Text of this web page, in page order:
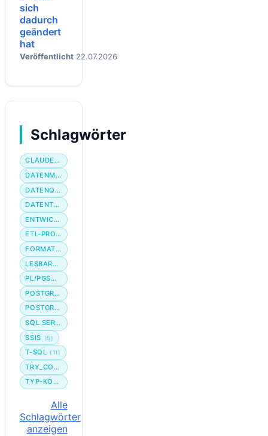
sich
dadurch
geändert
hat
Veröffentlicht 22.07.2026
Schlagwörter
CLAUDE CODE
DATENMIGRATION
DATENQUALITÄT
DATENTYP
ENTWICKLER-WORKFLOW
ETL-PROZESS
FORMATIERUNG
LESBARKEIT
PL/PGSQL
POSTGRES
POSTGRESQL
SQL SERVER
SSIS
(5)
T-SQL (11)
TRY_CONVERT
TYP-KONVERTIERUNG
Alle
Schlagwörter
anzeigen